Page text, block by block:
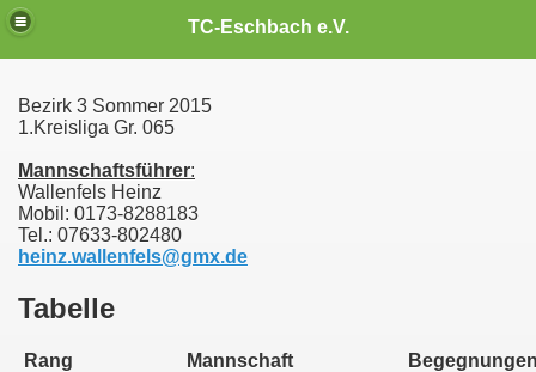
TC-Eschbach e.V.
Bezirk 3 Sommer 2015
1.Kreisliga Gr. 065
Mannschaftsführer:
Wallenfels Heinz
Mobil: 0173-8288183
Tel.: 07633-802480
heinz.wallenfels@gmx.de
Tabelle
Rang Mannschaft